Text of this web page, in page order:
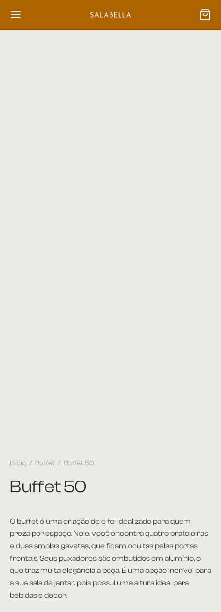
Início / Buffet / Buffet 50
Buffet 50
O buffet é uma criação de e foi idealizado para quem
preza por espaço. Nele, você encontra quatro prateleiras
e duas amplas gavetas, que ficam ocultas pelas portas
frontais. Seus puxadores são embutidos em alumínio, o
que traz muita elegância a peça. É uma opção incrível para
a sua sala de jantar, pois possui uma altura ideal para
bebidas e decor.